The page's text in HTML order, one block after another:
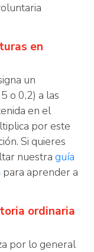
en
un
o 0,2) a las
en el
por este
Si quieres
nuestra guía
para aprender a
ordinaria
por lo general